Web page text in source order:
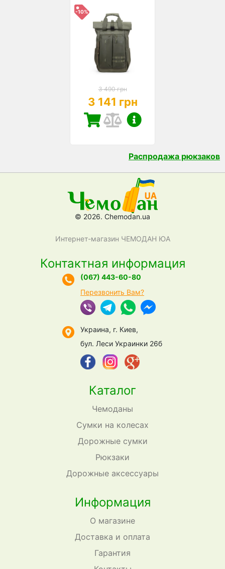
-10%
3 490 грн
3 141 грн
Распродажа рюкзаков
© 2026. Chemodan.ua
Интернет-магазин ЧЕМОДАН ЮА
Каталог
Чемоданы
Сумки на колесах
Дорожные сумки
Рюкзаки
Дорожные аксессуары
Информация
О магазине
Доставка и оплата
Гарантия
Контактная информация
(067) 443-60-80
Перезвонить Вам?
Украина, г. Киев,
бул. Леси Украинки 26б